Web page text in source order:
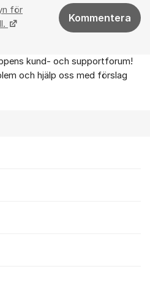
för
Kommentera
kund- och supportforum!
och hjälp oss med förslag